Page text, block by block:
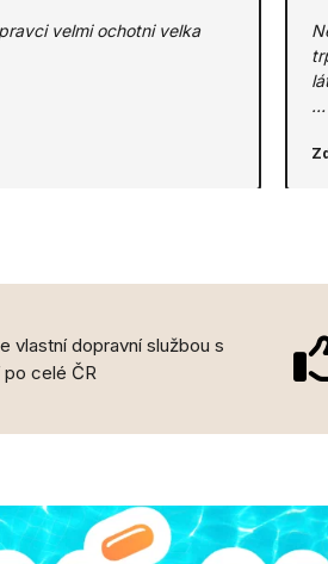
velmi ochotni velka
…
vlastní dopravní službou s
celé ČR